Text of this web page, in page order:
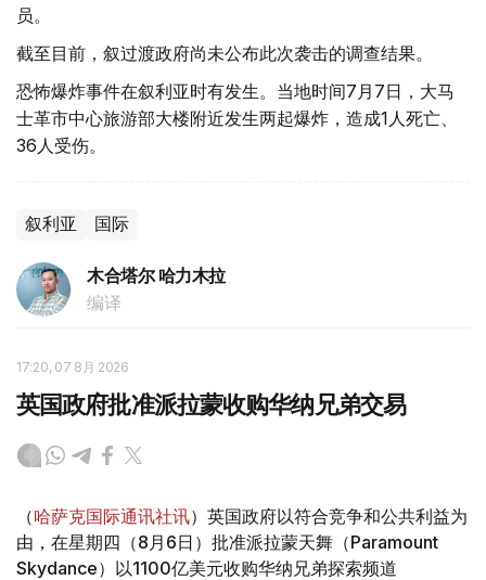
员。
截至目前，叙过渡政府尚未公布此次袭击的调查结果。
恐怖爆炸事件在叙利亚时有发生。当地时间7月7日，大马
士革市中心旅游部大楼附近发生两起爆炸，造成1人死亡、
36人受伤。
叙利亚 国际
木合塔尔 哈力木拉
编译
17:20, 07 8月 2026
英国政府批准派拉蒙收购华纳兄弟交易
（哈萨克国际通讯社讯）英国政府以符合竞争和公共利益为
由，在星期四（8月6日）批准派拉蒙天舞（Paramount
Skydance）以1100亿美元收购华纳兄弟探索频道